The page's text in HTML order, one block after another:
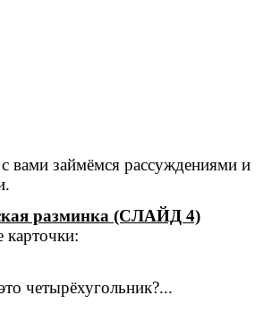
вами займёмся рассуждениями и
разминка (СЛАЙД 4)
четырёхугольник?...